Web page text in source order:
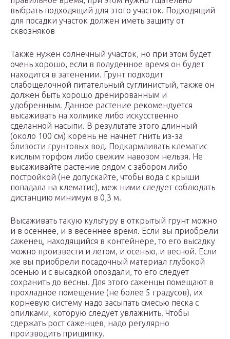
выбрать подходящий для этого участок. Подходящий
для посадки участок должен иметь защиту от
сквозняков
Также нужен солнечный участок, но при этом будет
очень хорошо, если в полуденное время он будет
находится в затенении. Грунт подходит
слабощелочной питательный суглинистый, также он
должен быть хорошо дренированным и
удобренным. Данное растение рекомендуется
высаживать на холмике либо искусственно
сделанной насыпи. В результате этого длинный
(около 100 см) корень не начнет гнить из-за
близости грунтовых вод. Подкармливать клематис
кислым торфом либо свежим навозом нельзя. Не
высаживайте растение рядом с забором либо
постройкой (не допускайте, чтобы вода с крыши
попадала на клематис), меж ними следует соблюдать
дистанцию минимум в 0,3 м.
Высаживать такую культуру в открытый грунт можно
и в осеннее, и в весеннее время. Если вы приобрели
саженец, находящийся в контейнере, то его высадку
можно произвести и летом, и осенью, и весной. Если
же вы приобрели посадочный материал глубокой
осенью и с высадкой опоздали, то его следует
сохранить до весны. Для этого саженцы помещают в
прохладное помещение (не более 5 градусов), их
корневую систему надо засыпать смесью песка с
опилками, которую следует увлажнить. Чтобы
сдержать рост саженцев, надо регулярно
производить прищипку.